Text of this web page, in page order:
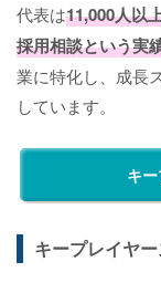
代表は11,000人以
採用相談という実
業に特化し、成長
しています。
キ
キープレイヤ